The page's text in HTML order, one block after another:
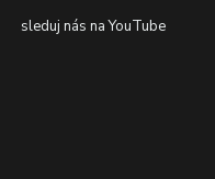
sleduj nás na YouTube